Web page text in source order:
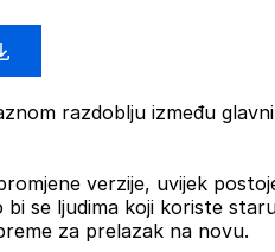
razdoblju između
verzije, uvijek
bi se ljudima koji koriste
za prelazak na novu.